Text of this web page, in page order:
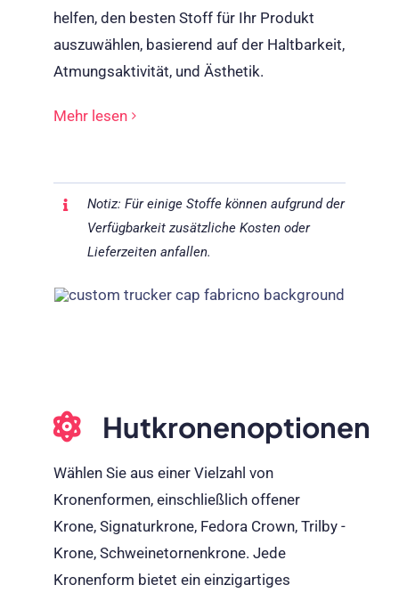
helfen, den besten Stoff für Ihr Produkt
auszuwählen, basierend auf der Haltbarkeit,
Atmungsaktivität, und Ästhetik.
Mehr lesen
Notiz: Für einige Stoffe können aufgrund der
Verfügbarkeit zusätzliche Kosten oder
Lieferzeiten anfallen.
Hutkronenoptionen
Wählen Sie aus einer Vielzahl von
Kronenformen, einschließlich offener
Krone, Signaturkrone, Fedora Crown, Trilby -
Krone, Schweinetornenkrone. Jede
Kronenform bietet ein einzigartiges